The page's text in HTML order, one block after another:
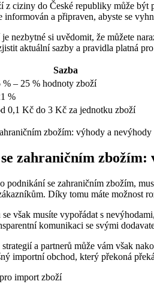
z ciziny do České republiky může být
informován a připraven, abyste se
nezbytné si uvědomit, že můžete
aktuální sazby a pravidla platná
Sazba
% – 25 % hodnoty zboží
%
0,1 Kč do 3 Kč za jednotku zboží
zahraničním zbožím:
podnikání se zahraničním zbožím,
Díky tomu máte možnost
se však musíte vypořádat s
komunikaci se svými
a partnerů může vám však
importní obchod, který překoná